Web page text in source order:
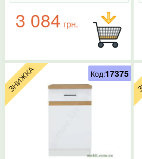
3 084 грн.
Код:17375